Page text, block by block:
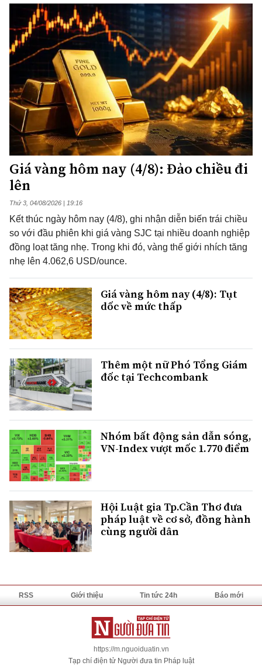
Giá vàng hôm nay (4/8): Đảo chiều đi
lên
Thứ 3, 04/08/2026 | 19:16
Kết thúc ngày hôm nay (4/8), ghi nhận diễn biến trái chiều
so với đầu phiên khi giá vàng SJC tại nhiều doanh nghiệp
đồng loạt tăng nhẹ. Trong khi đó, vàng thế giới nhích tăng
nhẹ lên 4.062,6 USD/ounce.
Giá vàng hôm nay (4/8): Tụt
dốc về mức thấp
Thêm một nữ Phó Tổng Giám
đốc tại Techcombank
Nhóm bất động sản dẫn sóng,
VN-Index vượt mốc 1.770 điểm
Hội Luật gia Tp.Cần Thơ đưa
pháp luật về cơ sở, đồng hành
cùng người dân
RSS Giới thiệu Tin tức 24h Báo mới
https://m.nguoiduatin.vn
Tạp chí điện tử Người đưa tin Pháp luật